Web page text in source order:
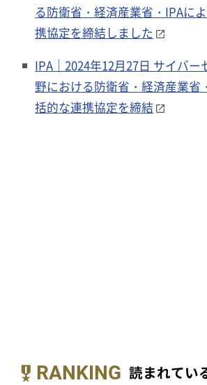
る防衛省・経済産業省・IPAに
携協定を締結しました
IPA｜2024年12月27日 サイバー
野における防衛省・経済産業省
括的な連携協定を締結
RANKING 読まれてい